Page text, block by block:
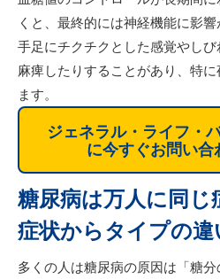
くと、最終的には神経機能に影響
手足にチクチクとした感覚やし
麻痺したりすることがあり、特
ます。
ジェネラル・ライフ・
に今すぐお問い合
糖尿病は万人に同じ
症状からタイプの
多くの人は糖尿病の原因は「糖